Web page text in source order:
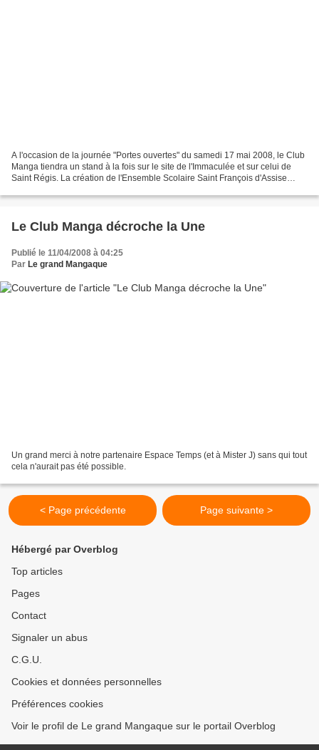
A l'occasion de la journée "Portes ouvertes" du samedi 17 mai 2008, le Club
Manga tiendra un stand à la fois sur le site de l'Immaculée et sur celui de
Saint Régis. La création de l'Ensemble Scolaire Saint François d'Assise
Le Club Manga décroche la Une
Publié le 11/04/2008 à 04:25
Par Le grand Mangaque
Un grand merci à notre partenaire Espace Temps (et à Mister J) sans qui tout
cela n'aurait pas été possible.
< Page précédente Page suivante >
Hébergé par Overblog
Top articles
Pages
Contact
Signaler un abus
C.G.U.
Cookies et données personnelles
Préférences cookies
Voir le profil de Le grand Mangaque sur le portail Overblog